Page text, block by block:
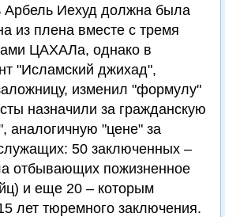
Арбель Иехуд должна была
из плена вместе с тремя
ЦАХАЛа, однако в
"Исламский джихад",
изменил "формулу"
назначили за гражданскую
аналогичную "цене" за
50 заключенных –
отбывающих пожизненное
и еще 20 – которым
лет тюремного заключения.